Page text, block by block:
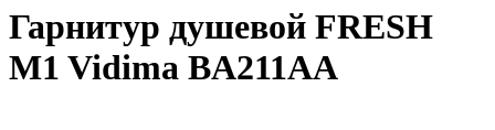
Гарнитур душевой FRESH
M1 Vidima BA211AA